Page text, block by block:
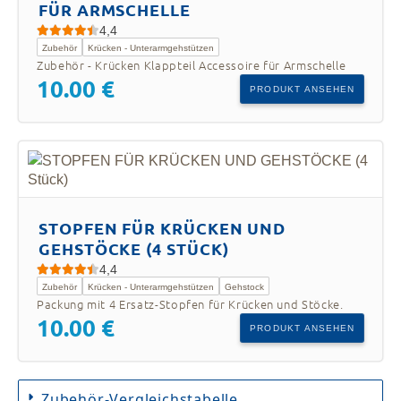
FÜR ARMSCHELLE
4,4
Zubehör Krücken - Unterarmgehstützen
Zubehör - Krücken Klappteil Accessoire für Armschelle
10.00 € PRODUKT ANSEHEN
STOPFEN FÜR KRÜCKEN UND
GEHSTÖCKE (4 STÜCK)
4,4
Zubehör Krücken - Unterarmgehstützen Gehstock
Packung mit 4 Ersatz-Stopfen für Krücken und Stöcke.
10.00 € PRODUKT ANSEHEN